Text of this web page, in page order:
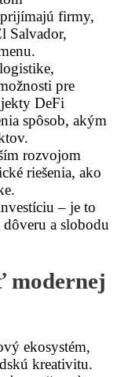
firmy,
Salvador,
pre
DeFi
spôsob, akým
rozvojom
riešenia, ako
– je to
a slobodu
modernej
ekosystém,
kreativitu.